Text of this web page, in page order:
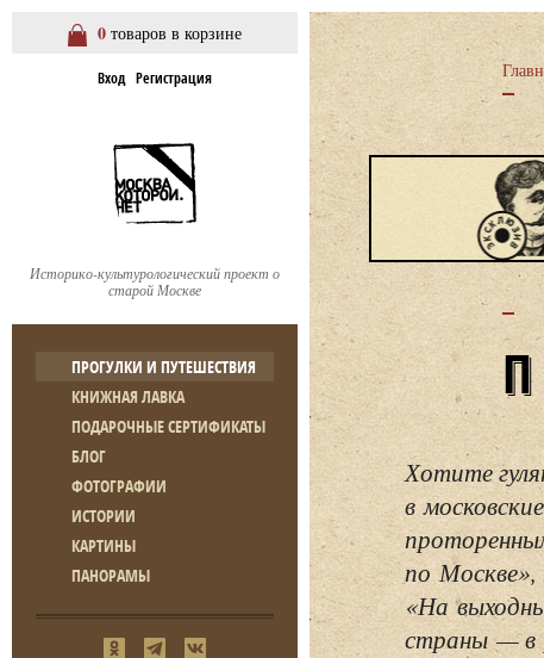
0 товаров в корзине
Вход Регистрация
Историко-культурологический проект о
старой Москве
ПРОГУЛКИ И ПУТЕШЕСТВИЯ
КНИЖНАЯ ЛАВКА
ПОДАРОЧНЫЕ СЕРТИФИКАТЫ
БЛОГ
ФОТОГРАФИИ
ИСТОРИИ
КАРТИНЫ
ПАНОРАМЫ
Хотите
в
по
«На
страны — в